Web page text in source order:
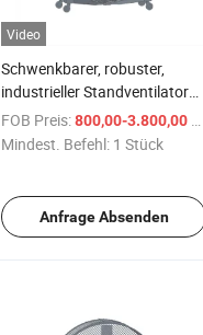
Video
Schwenkbarer, robuster,
industrieller Standventilator
mit Zertifikat
FOB Preis:800,00-3.800,00 $
Mindest. Befehl: 1 Stück
Anfrage Absenden